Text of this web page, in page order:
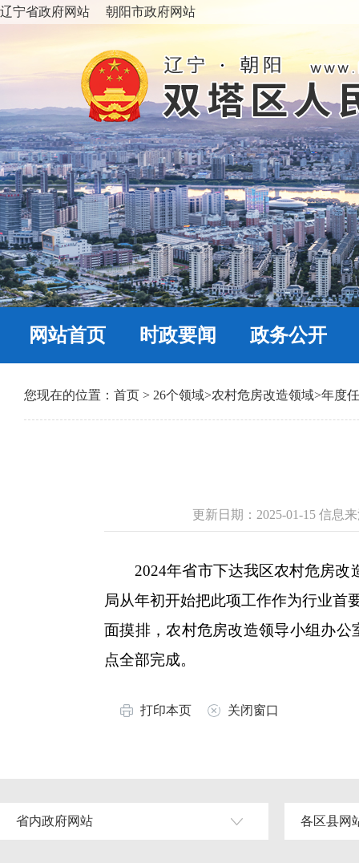
辽宁省政府网站 朝阳市政府网站
网站首页 时政要闻 政务公开
您现在的位置： 首页 > 26个领域>农村危房改造领域>年度
更新日期：2025-01-15 信息
2024年省市下达我区农村危房改造
局从年初开始把此项工作作为行业首
面摸排，农村危房改造领导小组办
点全部完成。
打印本页 关闭窗口
省内政府网站 各区县网